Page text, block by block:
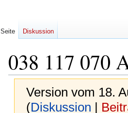
038 117 070
Version vom 18.
(Diskussion |
Seite Diskussion